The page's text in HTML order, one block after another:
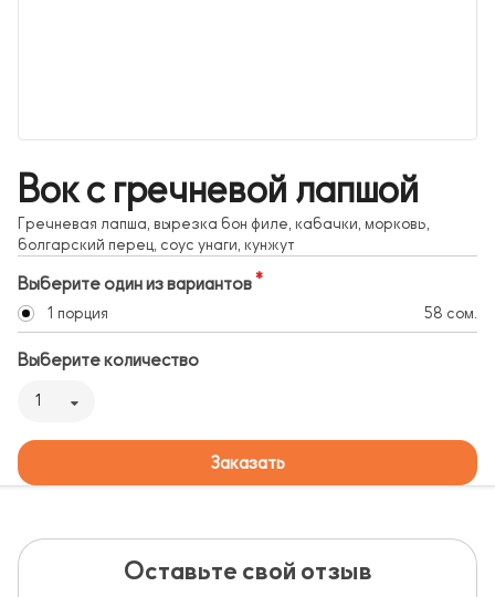
Вок с гречневой лапшой
Гречневая лапша, вырезка бон филе, кабачки, морковь,
болгарский перец, соус унаги, кунжут
Выберите один из вариантов
1 порция 58 сом.
Выберите количество
1
Заказать
Оставьте свой отзыв